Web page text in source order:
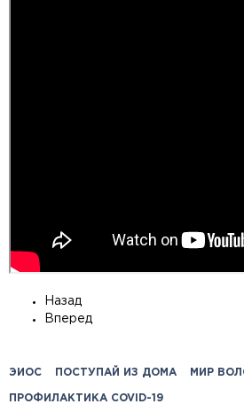
Назад
Вперед
ЭИОС ПОСТУПАЙ ИЗ ДОМА МИР
ПРОФИЛАКТИКА COVID-19